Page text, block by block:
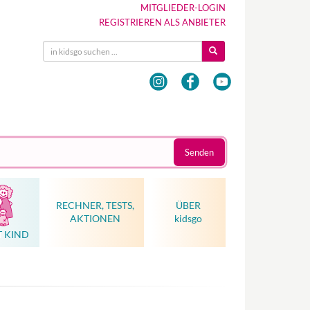
MITGLIEDER-LOGIN
REGISTRIEREN ALS ANBIETER
Senden
KIND
RECHNER, TESTS,
AKTIONEN
ÜBER
kidsgo